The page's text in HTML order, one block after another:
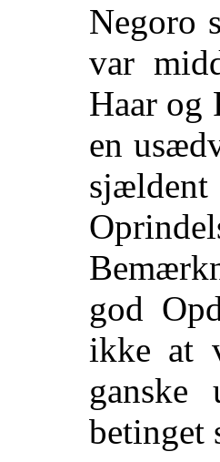
Negoro
var
Haar og
en
sjældent
god
ikke at
ganske
betinget